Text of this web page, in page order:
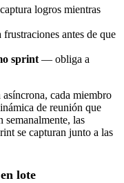
logros mientras
antes de que
sprint— obliga a
asíncrona, cada miembro
de reunión que
semanalmente, las
se capturan junto a las
lote